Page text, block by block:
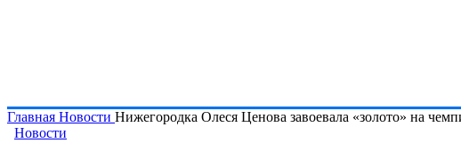
Главная Новости Нижегородка Олеся Ценова завоевала «золото» на
Новости